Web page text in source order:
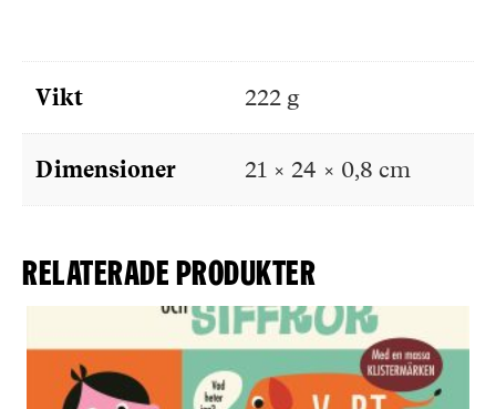
Vikt 222 g
Dimensioner 21 × 24 × 0,8 cm
Relaterade produkter